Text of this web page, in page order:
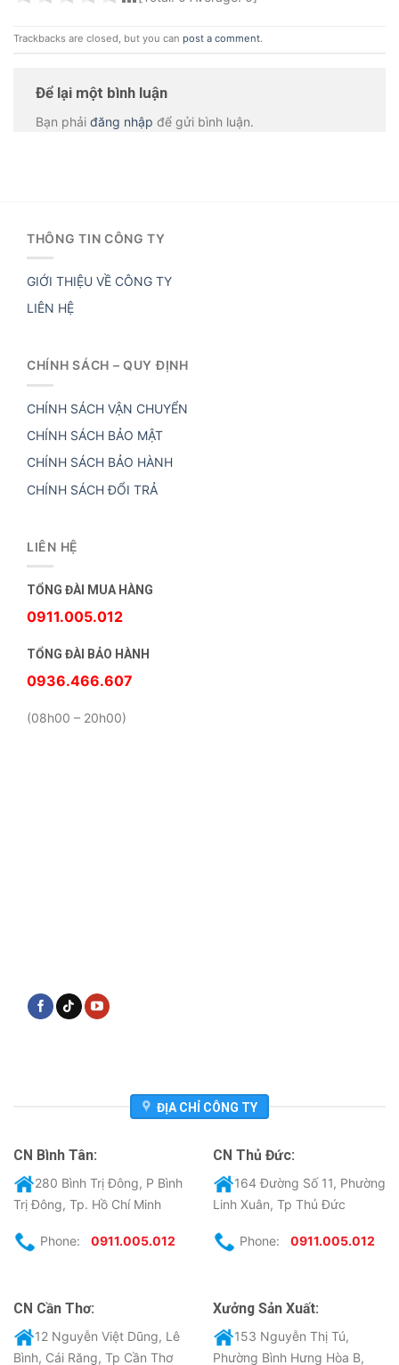
Trackbacks are closed, but you can post a comment.
Để lại một bình luận
Bạn phải đăng nhập để gửi bình luận.
THÔNG TIN CÔNG TY
GIỚI THIỆU VỀ CÔNG TY
LIÊN HỆ
CHÍNH SÁCH – QUY ĐỊNH
CHÍNH SÁCH VẬN CHUYỂN
CHÍNH SÁCH BẢO MẬT
CHÍNH SÁCH BẢO HÀNH
CHÍNH SÁCH ĐỔI TRẢ
LIÊN HỆ
TỔNG ĐÀI MUA HÀNG
0911.005.012
TỔNG ĐÀI BẢO HÀNH
0936.466.607
(08h00 – 20h00)
ĐỊA CHỈ CÔNG TY
CN Bình Tân:
280 Bình Trị Đông, P Bình
Trị Đông, Tp. Hồ Chí Minh
Phone: 0911.005.012
CN Thủ Đức:
164 Đường Số 11, Phường
Linh Xuân, Tp Thủ Đức
Phone: 0911.005.012
CN Cần Thơ:
12 Nguyễn Việt Dũng, Lê
Bình, Cái Răng, Tp Cần Thơ
Xưởng Sản Xuất:
153 Nguyễn Thị Tú,
Phường Bình Hưng Hòa B,